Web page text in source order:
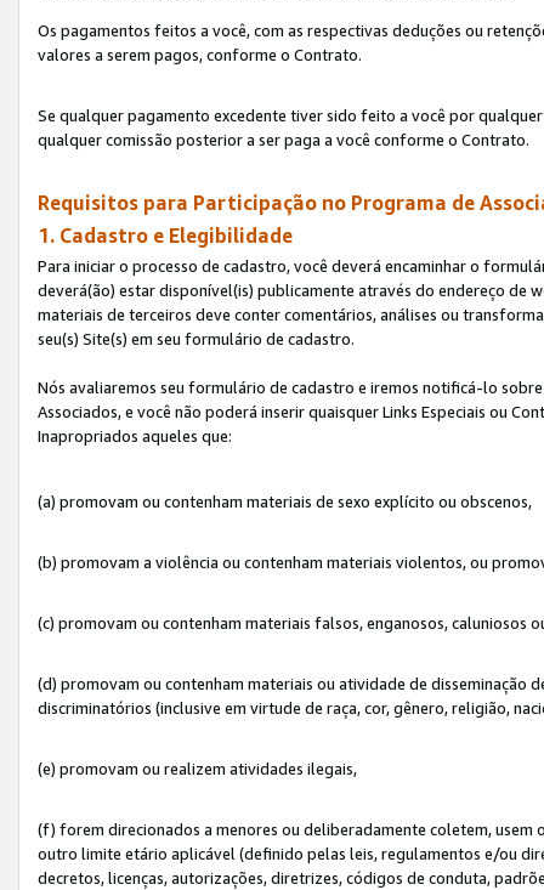
Os pagamentos feitos a você, com as respectivas deduções ou
valores a serem pagos, conforme o Contrato.
Se qualquer pagamento excedente tiver sido feito a você por
qualquer comissão posterior a ser paga a você conforme o Contrato.
Requisitos para Participação no Programa de
1. Cadastro e Elegibilidade
Para iniciar o processo de cadastro, você deverá encaminhar o
deverá(ão) estar disponível(is) publicamente através do endereço
materiais de terceiros deve conter comentários, análises ou
seu(s) Site(s) em seu formulário de cadastro.
Nós avaliaremos seu formulário de cadastro e iremos notificá-lo
Associados, e você não poderá inserir quaisquer Links Especiais ou
Inapropriados aqueles que:
(a) promovam ou contenham materiais de sexo explícito ou obscenos,
(b) promovam a violência ou contenham materiais violentos, ou
(c) promovam ou contenham materiais falsos, enganosos, caluniosos
(d) promovam ou contenham materiais ou atividade de disseminação
discriminatórios (inclusive em virtude de raça, cor, gênero, religião,
(e) promovam ou realizem atividades ilegais,
(f) forem direcionados a menores ou deliberadamente coletem, usem
outro limite etário aplicável (definido pelas leis, regulamentos e/ou
decretos, licenças, autorizações, diretrizes, códigos de conduta,